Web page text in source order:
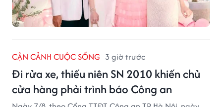
CẬN CẢNH CUỘC SỐNG 3 giờ trước
Đi rửa xe, thiếu niên SN 2010 khiến chủ
cửa hàng phải trình báo Công an